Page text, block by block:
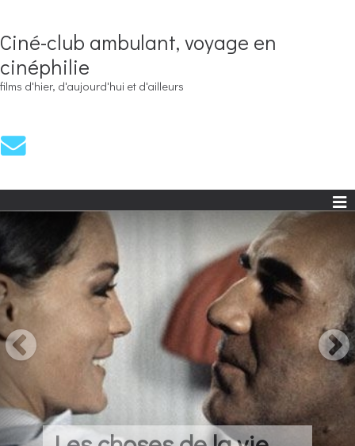
Ciné-club ambulant, voyage en
cinéphilie
films d'hier, d'aujourd'hui et d'ailleurs